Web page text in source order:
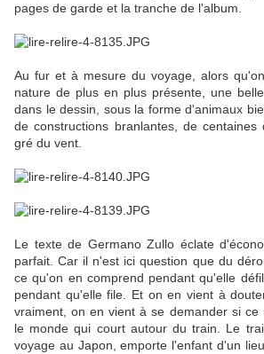
pages de garde et la tranche de l'album.
Au fur et à mesure du voyage, alors
nature de plus en plus présente, une
dans le dessin, sous la forme d'animaux
de constructions branlantes, de
gré du vent.
Le texte de Germano Zullo éclate
parfait. Car il n'est ici question que du
ce qu'on en comprend pendant qu'elle
pendant qu'elle file. Et on en vient à
vraiment, on en vient à se demander si ce
le monde qui court autour du train. Le
voyage au Japon, emporte l'enfant d'un